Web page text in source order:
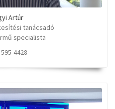
Artúr
tanácsadó
specialista
4428